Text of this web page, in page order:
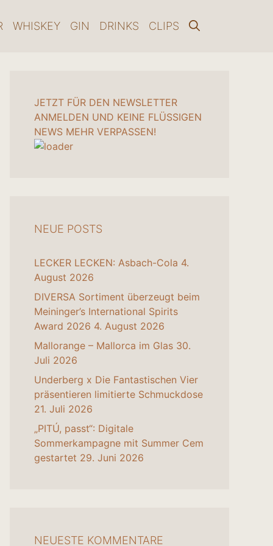
WHISKEY GIN DRINKS CLIPS
JETZT FÜR DEN NEWSLETTER
ANMELDEN UND KEINE FLÜSSIGEN
NEWS MEHR VERPASSEN!
NEUE POSTS
LECKER LECKEN: Asbach-Cola 4.
August 2026
DIVERSA Sortiment überzeugt beim
Meininger’s International Spirits
Award 2026 4. August 2026
Mallorange – Mallorca im Glas 30.
Juli 2026
Underberg x Die Fantastischen Vier
präsentieren limitierte Schmuckdose
21. Juli 2026
„PITÚ, passt“: Digitale
Sommerkampagne mit Summer Cem
gestartet 29. Juni 2026
NEUESTE KOMMENTARE